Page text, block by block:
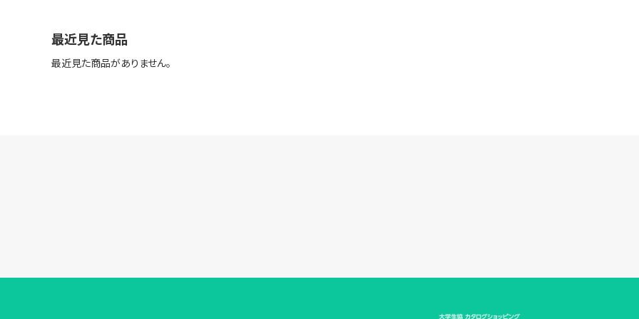
最近見た商品
最近見た商品がありません。